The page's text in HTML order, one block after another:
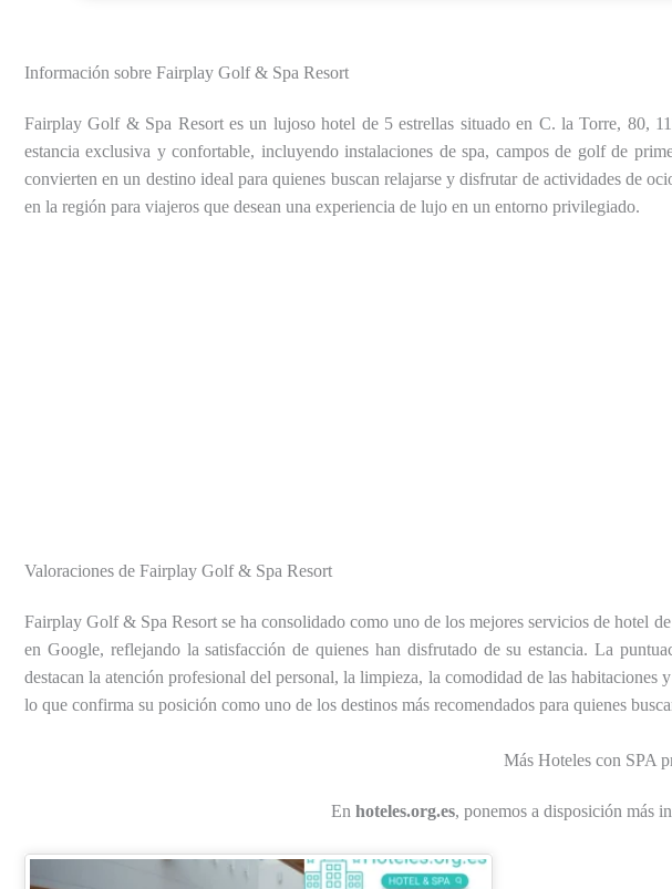
Información sobre Fairplay Golf & Spa Resort
Fairplay Golf & Spa Resort es un lujoso hotel de 5 estrellas situado en C. la Torre, 80,
estancia exclusiva y confortable, incluyendo instalaciones de spa, campos de golf de
convierten en un destino ideal para quienes buscan relajarse y disfrutar de actividades de
en la región para viajeros que desean una experiencia de lujo en un entorno privilegiado.
Valoraciones de Fairplay Golf & Spa Resort
Fairplay Golf & Spa Resort se ha consolidado como uno de los mejores servicios de hotel
en Google, reflejando la satisfacción de quienes han disfrutado de su estancia. La
destacan la atención profesional del personal, la limpieza, la comodidad de las
lo que confirma su posición como uno de los destinos más recomendados para quienes
Más Hoteles con SPA
En hoteles.org.es, ponemos a disposición más